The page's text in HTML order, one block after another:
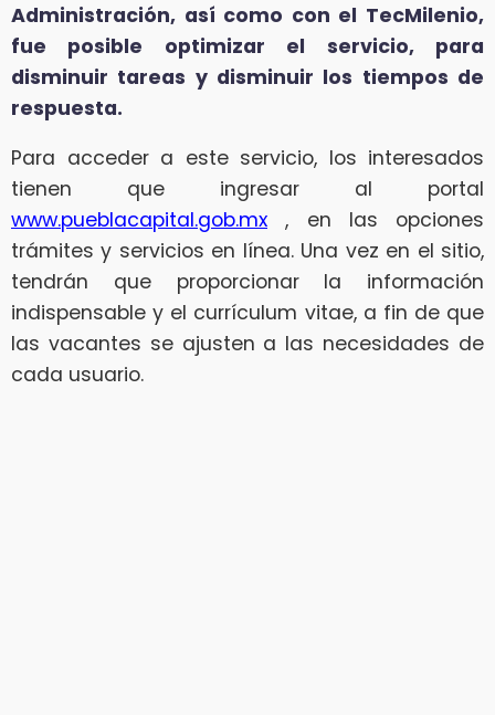
Administración, así como con el TecMilenio,
fue posible optimizar el servicio, para
disminuir tareas y disminuir los tiempos de
respuesta.
Para acceder a este servicio, los interesados
tienen que ingresar al portal
www.pueblacapital.gob.mx , en las opciones
trámites y servicios en línea. Una vez en el sitio,
tendrán que proporcionar la información
indispensable y el currículum vitae, a fin de que
las vacantes se ajusten a las necesidades de
cada usuario.